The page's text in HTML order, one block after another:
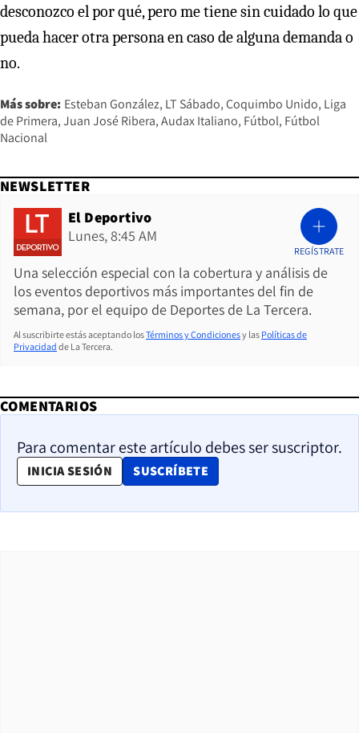
desconozco el por qué, pero me tiene sin cuidado lo que
pueda hacer otra persona en caso de alguna demanda o
no.
Más sobre: Esteban González LT Sábado Coquimbo Unido Liga
de Primera Juan José Ribera Audax Italiano Fútbol Fútbol
Nacional
NEWSLETTER
El Deportivo
Lunes, 8:45 AM
Una selección especial con la cobertura y análisis de
los eventos deportivos más importantes del fin de
semana, por el equipo de Deportes de La Tercera.
REGÍSTRATE
Al suscribirte estás aceptando losTérminos y Condicionesy las Políticas de
Privacidad de La Tercera.
COMENTARIOS
Para comentar este artículo debes ser suscriptor.
INICIA SESIÓN SUSCRÍBETE
OPENS IN NEW WINDOW